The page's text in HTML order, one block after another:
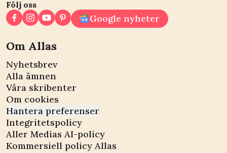
Följ oss
Google nyheter
Om Allas
Nyhetsbrev
Alla ämnen
Våra skribenter
Om cookies
Hantera preferenser
Integritetspolicy
Aller Medias AI-policy
Kommersiell policy Allas